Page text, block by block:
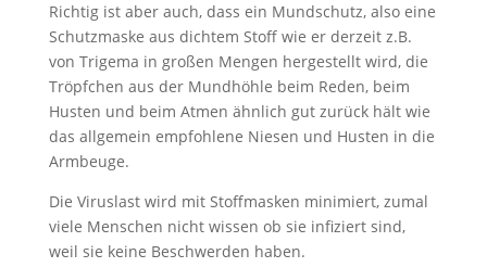
Richtig ist aber auch, dass ein Mundschutz, also eine
Schutzmaske aus dichtem Stoff wie er derzeit z.B.
von Trigema in großen Mengen hergestellt wird, die
Tröpfchen aus der Mundhöhle beim Reden, beim
Husten und beim Atmen ähnlich gut zurück hält wie
das allgemein empfohlene Niesen und Husten in die
Armbeuge.
Die Viruslast wird mit Stoffmasken minimiert, zumal
viele Menschen nicht wissen ob sie infiziert sind,
weil sie keine Beschwerden haben.